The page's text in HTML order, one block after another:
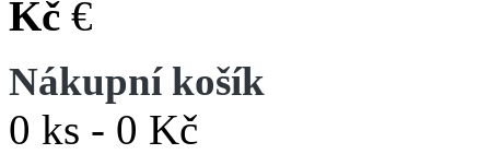
Kč €
Nákupní košík
0 ks - 0 Kč